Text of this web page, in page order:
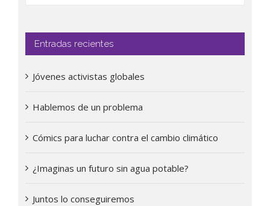
Entradas recientes
Jóvenes activistas globales
Hablemos de un problema
Cómics para luchar contra el cambio climático
¿Imaginas un futuro sin agua potable?
Juntos lo conseguiremos